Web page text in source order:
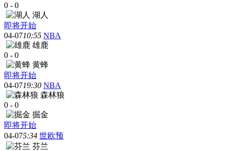
0 - 0
湖人
即将开始
04-0710:55 NBA
雄鹿
0 - 0
黄蜂
即将开始
04-0719:30 NBA
森林狼
0 - 0
掘金
即将开始
04-075:34 世欧预
芬兰